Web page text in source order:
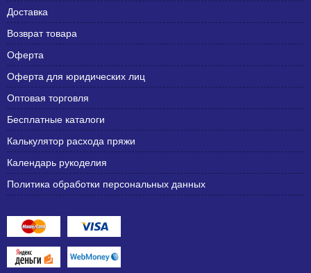
Доставка
Возврат товара
Оферта
Оферта для юридических лиц
Оптовая торговля
Бесплатные каталоги
Калькулятор расхода пряжи
Календарь рукоделия
Политика обработки персональных данных